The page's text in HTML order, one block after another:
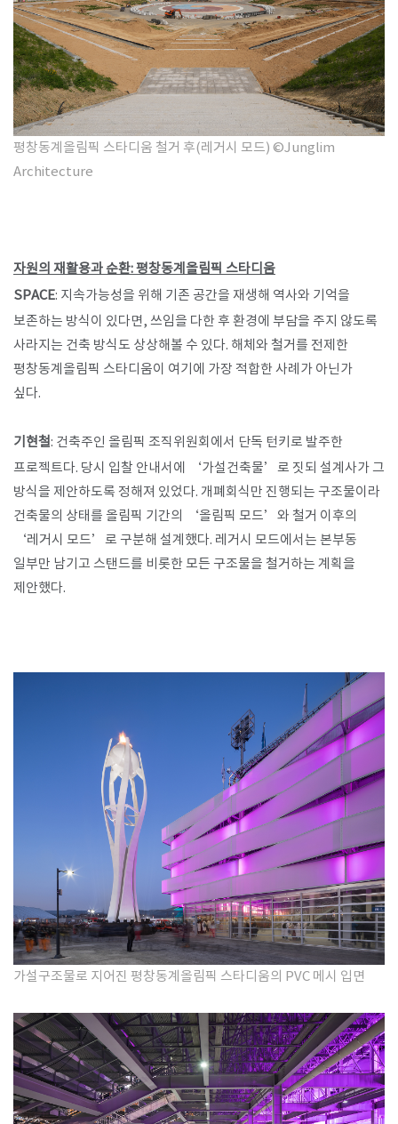
평창동계올림픽 스타디움 철거 후(레거시 모드) ©Junglim
Architecture
자원의 재활용과 순환: 평창동계올림픽 스타디움
SPACE: 지속가능성을 위해 기존 공간을 재생해 역사와 기억을
보존하는 방식이 있다면, 쓰임을 다한 후 환경에 부담을 주지 않도록
사라지는 건축 방식도 상상해볼 수 있다. 해체와 철거를 전제한
평창동계올림픽 스타디움이 여기에 가장 적합한 사례가 아닌가
싶다.
기현철: 건축주인 올림픽 조직위원회에서 단독 턴키로 발주한
프로젝트다. 당시 입찰 안내서에 ‘가설건축물’로 짓되 설계사가 그
방식을 제안하도록 정해져 있었다. 개폐회식만 진행되는 구조물이라
건축물의 상태를 올림픽 기간의 ‘올림픽 모드’와 철거 이후의
‘레거시 모드’로 구분해 설계했다. 레거시 모드에서는 본부동
일부만 남기고 스탠드를 비롯한 모든 구조물을 철거하는 계획을
제안했다.
가설구조물로 지어진 평창동계올림픽 스타디움의 PVC 메시 입면